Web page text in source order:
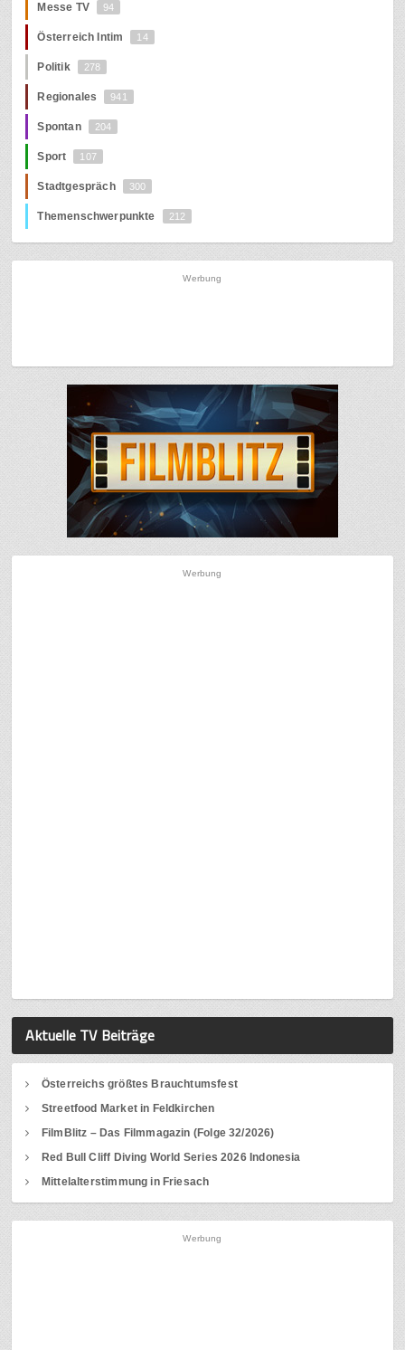
Messe TV 94
Österreich Intim 14
Politik 278
Regionales 941
Spontan 204
Sport 107
Stadtgespräch 300
Themenschwerpunkte 212
Werbung
Werbung
Aktuelle TV Beiträge
Österreichs größtes Brauchtumsfest
Streetfood Market in Feldkirchen
FilmBlitz – Das Filmmagazin (Folge 32/2026)
Red Bull Cliff Diving World Series 2026 Indonesia
Mittelalterstimmung in Friesach
Werbung